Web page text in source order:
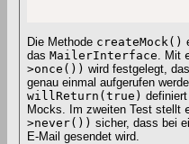
Die Methode createMock()
das MailerInterface . Mit
>once()) wird festgelegt,
genau einmal aufgerufen
willReturn(true)
Mocks. Im zweiten Test stellt
>never()) sicher, dass bei
E-Mail gesendet wird.